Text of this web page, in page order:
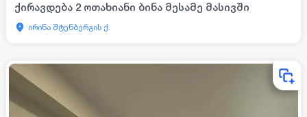
ქირავდება 2 ოთახიანი ბინა მესამე მასივში
ირინა შტენბერგის ქ.